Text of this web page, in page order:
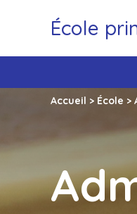
École
Accueil > École >